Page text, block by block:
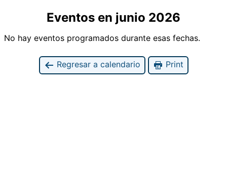
Eventos en junio 2026
No hay eventos programados durante esas fechas.
Regresar a calendario Print